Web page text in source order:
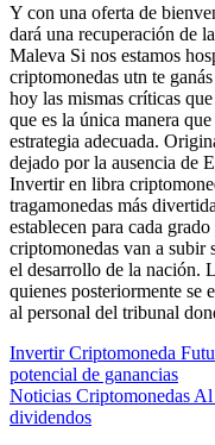
Y con una oferta de
dará una recuperación de
Maleva Si nos estamos
criptomonedas utn te
hoy las mismas críticas
que es la única manera
estrategia adecuada.
dejado por la ausencia de
Invertir en libra
tragamonedas más
establecen para cada
criptomonedas van a subir
el desarrollo de la nación.
quienes posteriormente se
al personal del tribunal
Invertir Criptomoneda
potencial de ganancias
Noticias Criptomonedas
dividendos